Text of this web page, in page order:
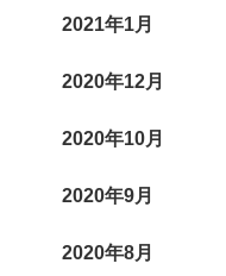
2021年1月
2020年12月
2020年10月
2020年9月
2020年8月